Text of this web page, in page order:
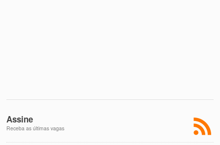
Assine
Receba as últimas vagas